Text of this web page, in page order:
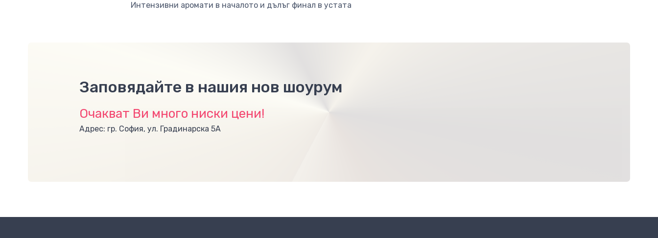
Интензивни аромати в началото и дълъг финал в устата
Заповядайте в нашия нов шоурум
Очакват Ви много ниски цени!
Адрес: гр. София, ул. Градинарска 5А